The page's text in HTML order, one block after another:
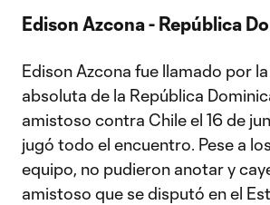
Edison Azcona - República
Edison Azcona fue llamado por
absoluta de la República
amistoso contra Chile el 16 de
jugó todo el encuentro. Pese a
equipo, no pudieron anotar y
amistoso que se disputó en el